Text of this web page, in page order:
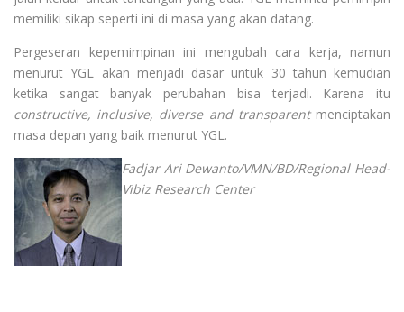
memiliki sikap seperti ini di masa yang akan datang.
Pergeseran kepemimpinan ini mengubah cara kerja, namun
menurut YGL akan menjadi dasar untuk 30 tahun kemudian
ketika sangat banyak perubahan bisa terjadi. Karena itu
constructive, inclusive, diverse and transparentmenciptakan
masa depan yang baik menurut YGL.
Fadjar Ari Dewanto/VMN/BD/Regional Head-
Vibiz Research Center